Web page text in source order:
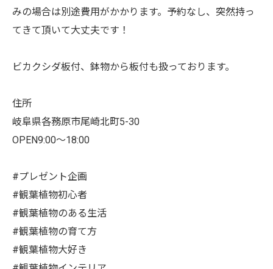
みの場合は別途費用がかかります。予約なし、突然持っ
てきて頂いて大丈夫です！
ビカクシダ板付、鉢物から板付も扱っております。
住所
岐阜県各務原市尾崎北町5-30
OPEN9:00〜18:00
#プレゼント企画
#観葉植物初心者
#観葉植物のある生活
#観葉植物の育て方
#観葉植物大好き